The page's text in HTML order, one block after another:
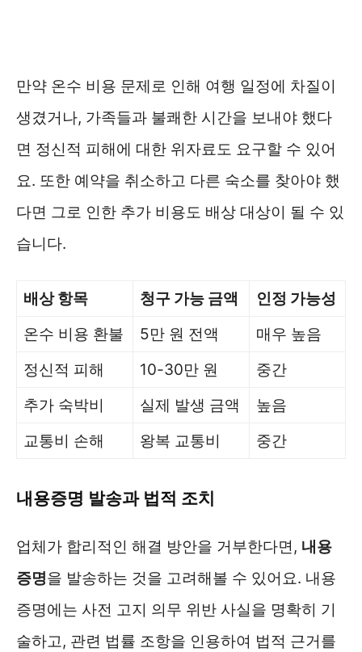
만약 온수 비용 문제로 인해 여행 일정에 차질이
생겼거나, 가족들과 불쾌한 시간을 보내야 했다
면 정신적 피해에 대한 위자료도 요구할 수 있어
요. 또한 예약을 취소하고 다른 숙소를 찾아야 했
다면 그로 인한 추가 비용도 배상 대상이 될 수 있
습니다.
배상 항목 청구 가능 금액
인정 가능성
온수 비용 환불
5만 원 전액
매우 높음
정신적 피해
10-30만 원
중간
추가 숙박비
실제 발생 금액
높음
교통비 손해
왕복 교통비 중간
내용증명 발송과 법적 조치
업체가 합리적인 해결 방안을 거부한다면, 내용
증명을 발송하는 것을 고려해볼 수 있어요. 내용
증명에는 사전 고지 의무 위반 사실을 명확히 기
술하고, 관련 법률 조항을 인용하여 법적 근거를